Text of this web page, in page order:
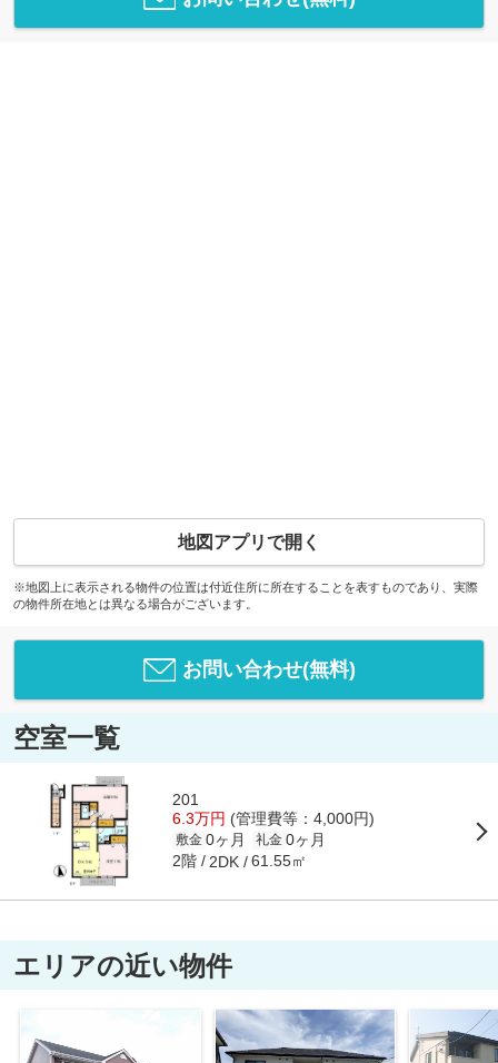
地図アプリで開く
※地図上に表示される物件の位置は付近住所に所在することを表すものであり、実際
の物件所在地とは異なる場合がございます。
お問い合わせ(無料)
空室一覧
201
6.3万円 (管理費等：4,000円)
敷金 0ヶ月 礼金 0ヶ月
2階 2DK 61.55㎡
エリアの近い物件